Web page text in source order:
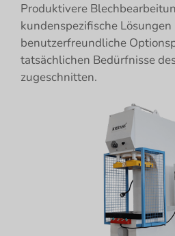
Produktivere
kundenspezifische Lösungen
benutzerfreundliche
tatsächlichen Bedürfnisse
zugeschnitten.